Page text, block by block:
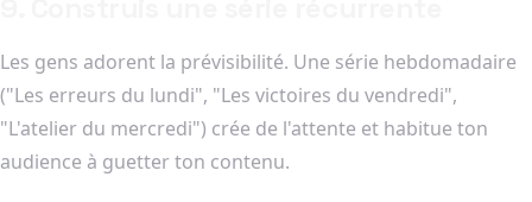
Les gens adorent la prévisibilité. Une série hebdomadaire
("Les erreurs du lundi", "Les victoires du vendredi",
"L'atelier du mercredi") crée de l'attente et habitue ton
audience à guetter ton contenu.